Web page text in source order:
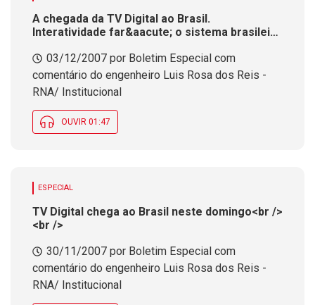
A chegada da TV Digital ao Brasil.
Interatividade far&aacute; o sistema brasileiro
03/12/2007 por Boletim Especial com
comentário do engenheiro Luis Rosa dos Reis -
RNA/ Institucional
OUVIR 01:47
ESPECIAL
TV Digital chega ao Brasil neste domingo<br />
<br />
30/11/2007 por Boletim Especial com
comentário do engenheiro Luis Rosa dos Reis -
RNA/ Institucional